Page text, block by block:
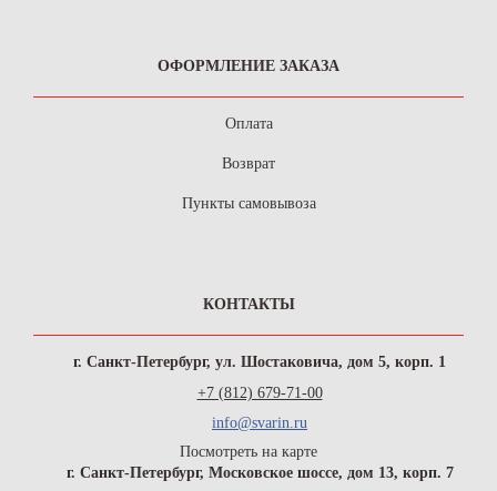
ОФОРМЛЕНИЕ ЗАКАЗА
Оплата
Возврат
Пункты самовывоза
КОНТАКТЫ
г. Санкт-Петербург, ул. Шостаковича, дом 5, корп. 1
+7 (812) 679-71-00
info@svarin.ru
Посмотреть на карте
г. Санкт-Петербург, Московское шоссе, дом 13, корп. 7